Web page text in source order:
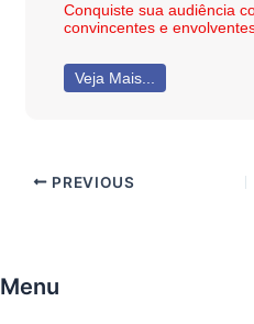
Conquiste sua audiência
convincentes e
Veja Mais...
PREVIOUS
Menu